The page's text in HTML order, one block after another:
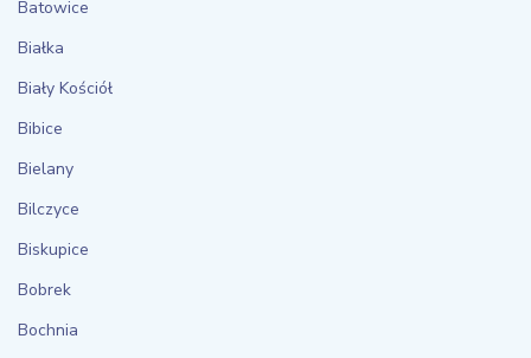
Batowice
Białka
Biały Kościół
Bibice
Bielany
Bilczyce
Biskupice
Bobrek
Bochnia